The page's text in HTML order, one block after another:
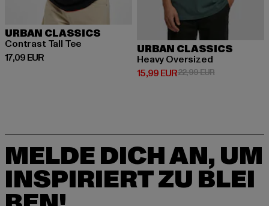
URBAN CLASSICS
Contrast Tall Tee
17,09 EUR
Derzeitiger Preis: 17,09 EUR
URBAN CLASSICS
Heavy Oversized
15,99 EUR
Derzeitiger Preis: 15,99 EUR
22,99 EURAktionspreis:
MELDE DICH AN, UM
INSPIRIERT ZU BLEI